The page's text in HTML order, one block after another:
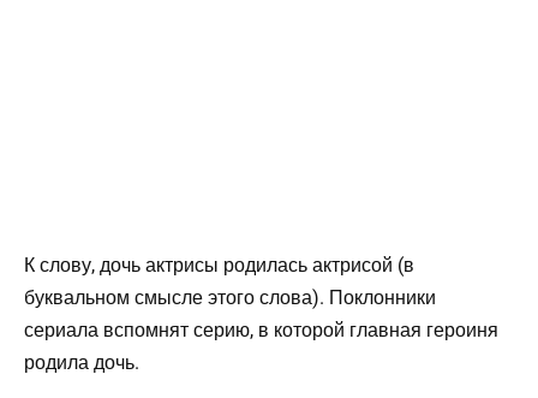
К слову, дочь актрисы родилась актрисой (в
буквальном смысле этого слова). Поклонники
сериала вспомнят серию, в которой главная героиня
родила дочь.